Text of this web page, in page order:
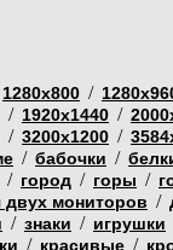
1280х800 /
/ 1920х1440 /
/ 3200х1200 /
/ бабочки /
/ город / горы /
двух мониторов /
/ знаки / игрушки
/ красивые /